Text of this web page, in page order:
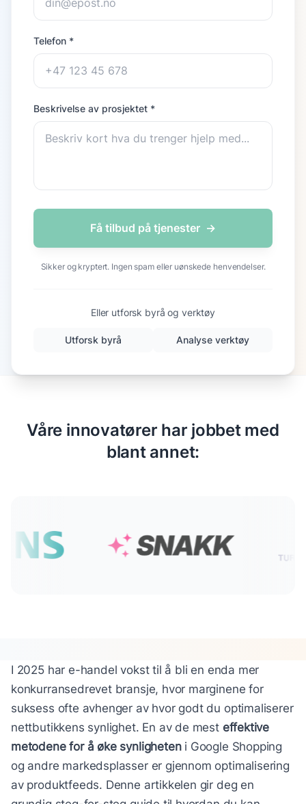
Telefon *
Beskrivelse av prosjektet *
Få tilbud på tjenester →
Sikker og kryptert. Ingen spam eller uønskede henvendelser.
Eller utforsk byrå og verktøy
Utforsk byrå Analyse verktøy
Våre innovatører har jobbet med
blant annet:
I 2025 har e-handel vokst til å bli en enda mer
konkurransedrevet bransje, hvor marginene for
suksess ofte avhenger av hvor godt du optimaliserer
nettbutikkens synlighet. En av de mest effektive
metodene for å øke synligheteni Google Shopping
og andre markedsplasser er gjennom optimalisering
av produktfeeds. Denne artikkelen gir deg en